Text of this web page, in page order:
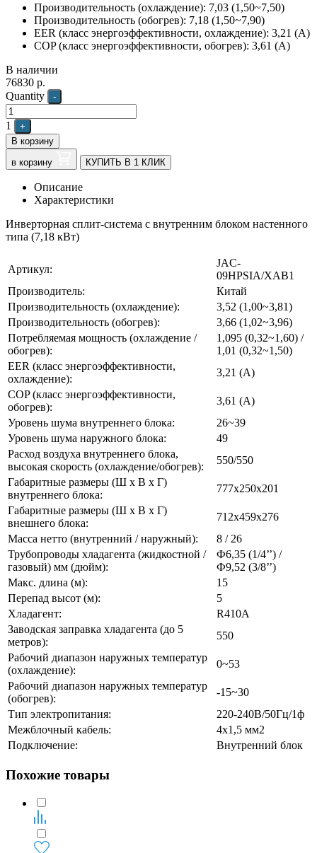
Производительность (охлаждение): 7,03 (1,50~7,50)
Производительность (обогрев): 7,18 (1,50~7,90)
EER (класс энергоэффективности, охлаждение): 3,21 (А)
COP (класс энергоэффективности, обогрев): 3,61 (А)
В наличии
76830 р.
Quantity
-
1
+
В корзину
в корзину
КУПИТЬ В 1 КЛИК
Описание
Характеристики
Инверторная сплит-система с внутренним блоком настенного
типа (7,18 кВт)
Артикул:
JAC-
09HPSIA/XAB1
Производитель:
Китай
Производительность (охлаждение):
3,52 (1,00~3,81)
Производительность (обогрев):
3,66 (1,02~3,96)
Потребляемая мощность (охлаждение /
обогрев):
1,095 (0,32~1,60) /
1,01 (0,32~1,50)
EER (класс энергоэффективности,
охлаждение):
3,21 (А)
COP (класс энергоэффективности,
обогрев):
3,61 (А)
Уровень шума внутреннего блока:
26~39
Уровень шума наружного блока:
49
Расход воздуха внутреннего блока,
высокая скорость (охлаждение/обогрев):
550/550
Габаритные размеры (Ш х В х Г)
внутреннего блока:
777x250x201
Габаритные размеры (Ш х В х Г)
внешнего блока:
712x459x276
Масса нетто (внутренний / наружный):
8 / 26
Трубопроводы хладагента (жидкостной /
газовый) мм (дюйм):
Ф6,35 (1/4’’) /
Ф9,52 (3/8’’)
Макс. длина (м):
15
Перепад высот (м):
5
Хладагент:
R410A
Заводская заправка хладагента (до 5
метров):
550
Рабочий диапазон наружных температур
(охлаждение):
0~53
Рабочий диапазон наружных температур
(обогрев):
-15~30
Тип электропитания:
220-240В/50Гц/1ф
Межблочный кабель:
4х1,5 мм2
Подключение:
Внутренний блок
Похожие товары